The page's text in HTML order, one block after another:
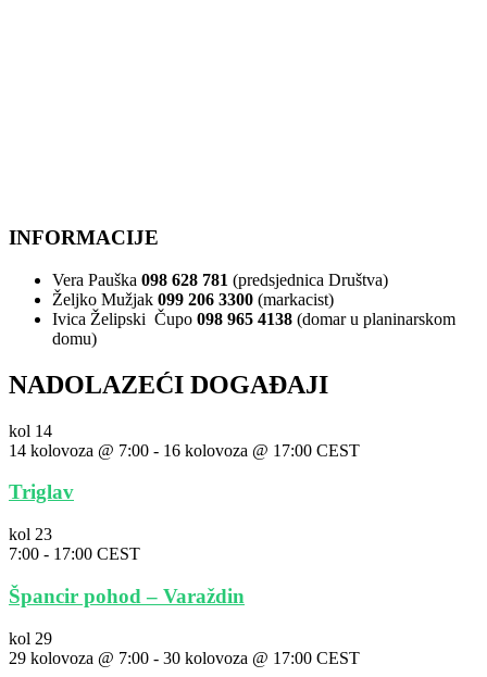
INFORMACIJE
Vera Pauška 098 628 781 (predsjednica Društva)
Željko Mužjak 099 206 3300 (markacist)
Ivica Želipski Čupo 098 965 4138 (domar u planinarskom
domu)
NADOLAZEĆI DOGAĐAJI
kol 14
14 kolovoza @ 7:00 - 16 kolovoza @ 17:00 CEST
Triglav
kol 23
7:00 - 17:00 CEST
Špancir pohod – Varaždin
kol 29
29 kolovoza @ 7:00 - 30 kolovoza @ 17:00 CEST